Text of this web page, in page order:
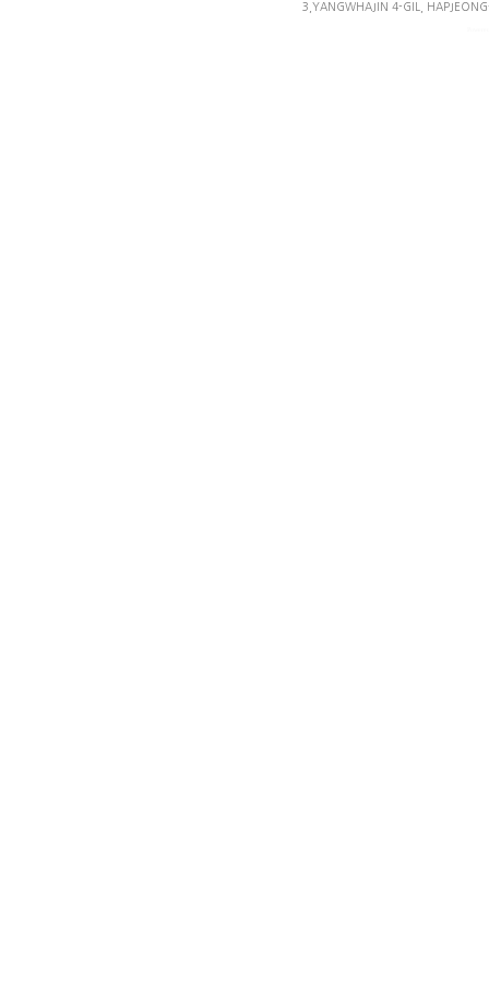
3,YANGWHAJIN 4-GIL,